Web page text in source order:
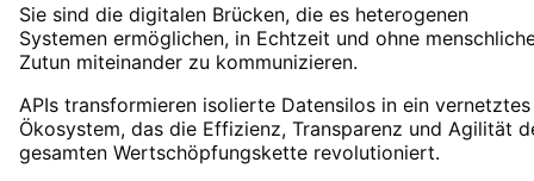
Sie sind die digitalen Brücken, die es heterogenen
Systemen ermöglichen, in Echtzeit und ohne
Zutun miteinander zu kommunizieren.
APIs transformieren isolierte Datensilos in ein vernetztes
Ökosystem, das die Effizienz, Transparenz und Agilität
gesamten Wertschöpfungskette revolutioniert.